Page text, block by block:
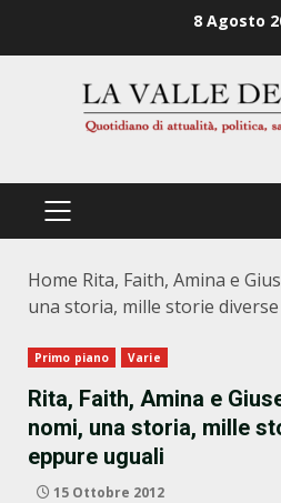
8 Agosto
PRIMÄRES
Home Rita, Faith, Amina e
una storia, mille storie
Primo piano Varie
Rita, Faith, Amina e
nomi, una storia, mille
eppure uguali
15 Ottobre 2012